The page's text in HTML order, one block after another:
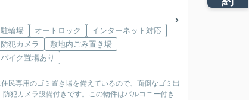
駐輪場 オートロック
インターネット対応
防犯カメラ
敷地内ごみ置き場
バイク置場あり
民専用のゴミ置き場を備えているので、面倒なゴミ出
犯カメラ設備付きです。この物件はバルコニー付き